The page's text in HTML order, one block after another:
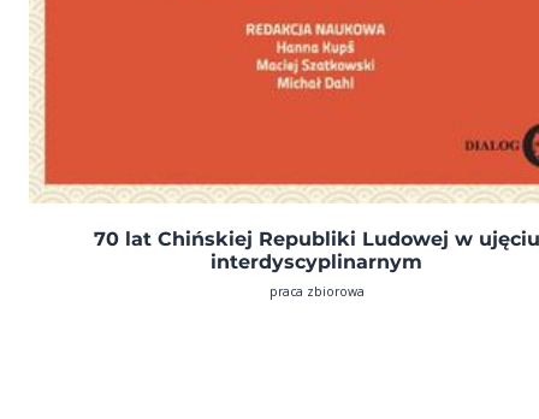
70 lat Chińskiej Republiki Ludowej w ujęciu
interdyscyplinarnym
praca zbiorowa